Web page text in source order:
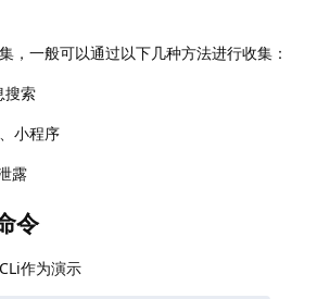
，一般可以通过以下几种方法进行收集：
搜索
小程序
露
令
作为演示